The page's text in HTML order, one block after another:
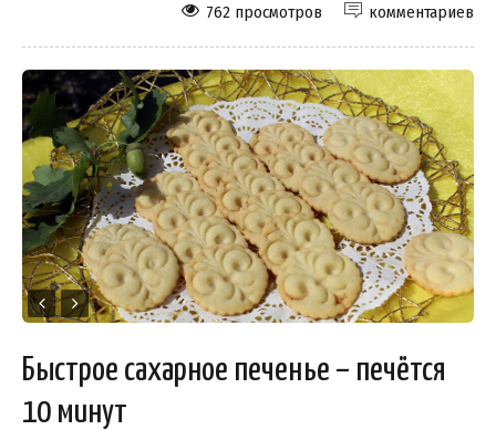
комментариев
762 просмотров
Быстрое сахарное печенье – печётся
10 минут